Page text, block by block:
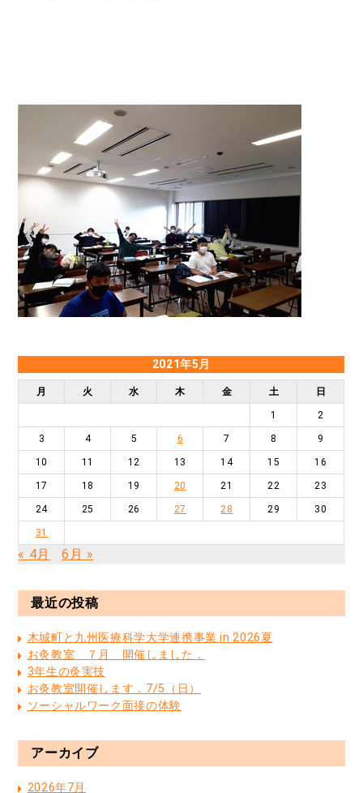
2021年5月
月 火 水 木 金 土 日
1 2
3 4 5 6 7 8 9
10 11 12 13 14 15 16
17 18 19 20 21 22 23
24 25 26 27 28 29 30
31
« 4月 6月 »
最近の投稿
木城町と九州医療科学大学連携事業 in 2026夏
お灸教室 ７月 開催しました．
3年生の灸実技
お灸教室開催します．7/5（日）
ソーシャルワーク面接の体験
アーカイブ
2026年7月